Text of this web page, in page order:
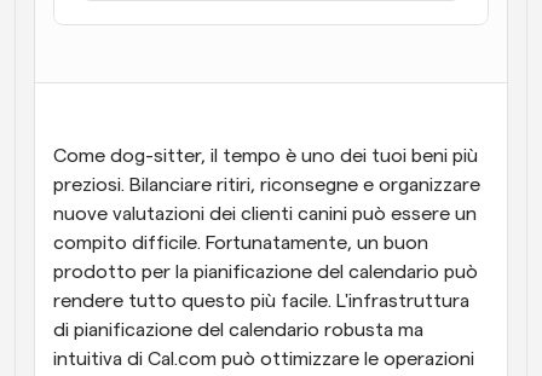
Programmazione potenziata con chiamate
supportate dall'IA
Rimani aggiornato con le ultime notizie e aggiornamenti
Riunioni Instantanee
Incontrare i clienti in pochi minuti
Link di Gruppo Dinamico
Prenota senza sforzo riunioni con più persone
Come dog-sitter, il tempo è uno dei tuoi beni più
preziosi. Bilanciare ritiri, riconsegne e organizzare
nuove valutazioni dei clienti canini può essere un
compito difficile. Fortunatamente, un buon
prodotto per la pianificazione del calendario può
rendere tutto questo più facile. L'infrastruttura
di pianificazione del calendario robusta ma
intuitiva di Cal.com può ottimizzare le operazioni